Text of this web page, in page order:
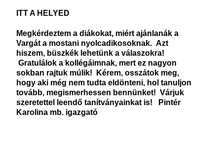
ITT A HELYED
Megkérdeztem a diákokat, miért ajánlanák a
Vargát a mostani nyolcadikosoknak. Azt
hiszem, büszkék lehetünk a válaszokra!
Gratulálok a kollégáimnak, mert ez nagyon
sokban rajtuk múlik!
Kérem, osszátok meg,
hogy aki még nem tudta eldönteni, hol tanuljon
tovább, megismerhessen bennünket! Várjuk
szeretettel leendő tanítványainkat is!
Pintér
Karolina mb. igazgató